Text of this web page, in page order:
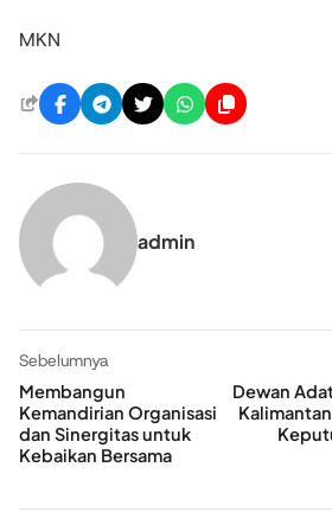
MKN
admin
Sebelumnya
Membangun
Kemandirian Organisasi
dan Sinergitas untuk
Kebaikan Bersama
Dewan